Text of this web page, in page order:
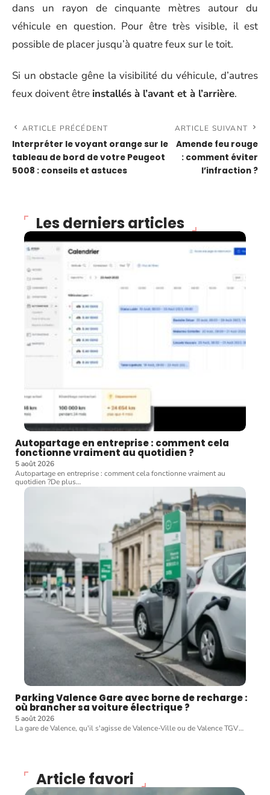
dans un rayon de cinquante mètres autour du
véhicule en question. Pour être très visible, il est
possible de placer jusqu’à quatre feux sur le toit.
Si un obstacle gêne la visibilité du véhicule, d’autres
feux doivent être installés à l’avant et à l’arrière.
ARTICLE PRÉCÉDENT
Interpréter le voyant orange sur le
tableau de bord de votre Peugeot
5008 : conseils et astuces
ARTICLE SUIVANT
Amende feu rouge
: comment éviter
l’infraction ?
Les derniers articles
Autopartage en entreprise : comment cela
fonctionne vraiment au quotidien ?
5 août 2026
Autopartage en entreprise : comment cela fonctionne vraiment au
quotidien ?De plus…
Parking Valence Gare avec borne de recharge :
où brancher sa voiture électrique ?
5 août 2026
La gare de Valence, qu'il s'agisse de Valence-Ville ou de Valence TGV…
Article favori